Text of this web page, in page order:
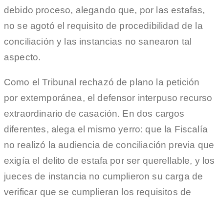
debido proceso, alegando que, por las estafas,
no se agotó el requisito de procedibilidad de la
conciliación y las instancias no sanearon tal
aspecto.
Como el Tribunal rechazó de plano la petición
por extemporánea, el defensor interpuso recurso
extraordinario de casación. En dos cargos
diferentes, alega el mismo yerro: que la Fiscalía
no realizó la audiencia de conciliación previa que
exigía el delito de estafa por ser querellable, y los
jueces de instancia no cumplieron su carga de
verificar que se cumplieran los requisitos de